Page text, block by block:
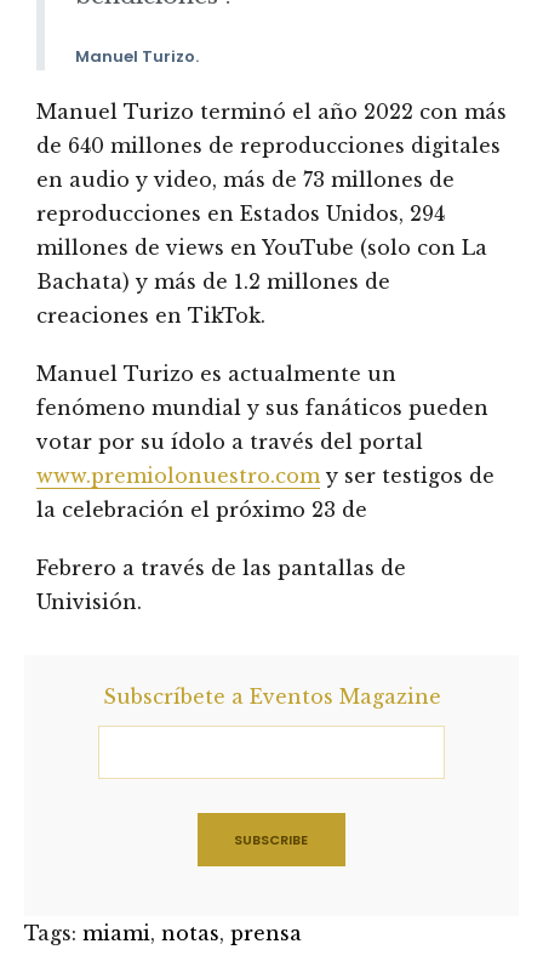
Manuel Turizo.
Manuel Turizo terminó el año 2022 con más
de 640 millones de reproducciones digitales
en audio y video, más de 73 millones de
reproducciones en Estados Unidos, 294
millones de views en YouTube (solo con La
Bachata) y más de 1.2 millones de
creaciones en TikTok.
Manuel Turizo es actualmente un
fenómeno mundial y sus fanáticos pueden
votar por su ídolo a través del portal
www.premiolonuestro.com y ser testigos de
la celebración el próximo 23 de
Febrero a través de las pantallas de
Univisión.
Subscríbete a Eventos Magazine
Tags: miami, notas, prensa